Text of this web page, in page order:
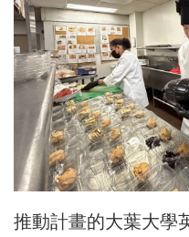
推動計畫的大葉大學